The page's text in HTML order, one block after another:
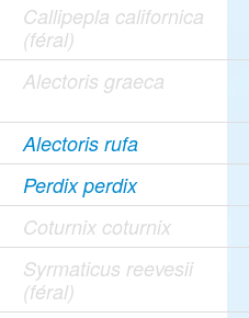
Callipepla californica
(féral)
Alectoris graeca
Alectoris rufa
Perdix perdix
Coturnix coturnix
Syrmaticus reevesii
(féral)